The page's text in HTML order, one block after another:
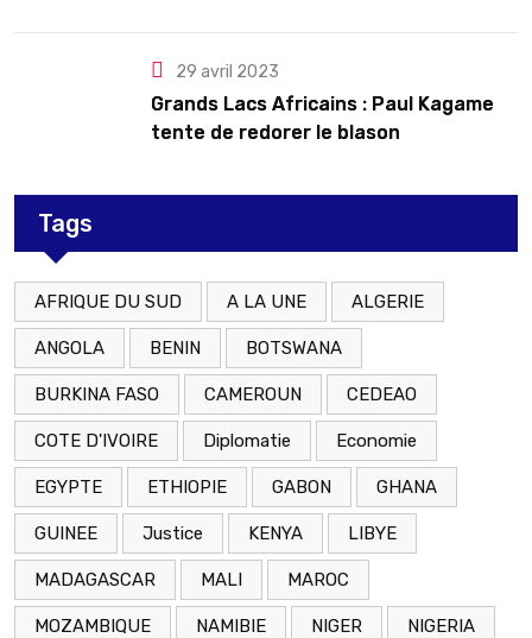
29 avril 2023
Grands Lacs Africains : Paul Kagame
tente de redorer le blason
Tags
AFRIQUE DU SUD A LA UNE ALGERIE
ANGOLA BENIN BOTSWANA
BURKINA FASO CAMEROUN CEDEAO
COTE D'IVOIRE Diplomatie Economie
EGYPTE ETHIOPIE GABON GHANA
GUINEE Justice KENYA LIBYE
MADAGASCAR MALI MAROC
MOZAMBIQUE NAMIBIE NIGER NIGERIA